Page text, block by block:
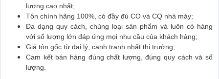
lượng cao nhất;
Tôn chính hãng 100%, có đầy đủ CO và CQ nhà máy;
Đa dạng quy cách, chủng loại sản phẩm và luôn có hàng
với số lượng lớn đáp ứng mọi nhu cầu của khách hàng;
Giá tôn gốc từ đại lý, cạnh tranh nhất thị trường;
Cam kết bán hàng đúng chất lượng, đúng quy cách và số
lượng.